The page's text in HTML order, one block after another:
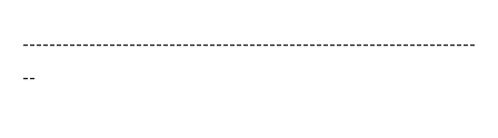
--------------------------------------------------------------------
--